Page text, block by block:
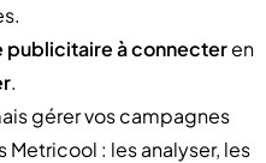
publicitaire à connecteren
.
gérer vos campagnes
: les analyser, les